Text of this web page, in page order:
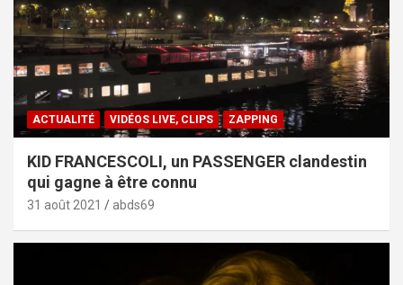
ACTUALITÉ VIDÉOS LIVE, CLIPS ZAPPING
KID FRANCESCOLI, un PASSENGER clandestin
qui gagne à être connu
31 août 2021 abds69